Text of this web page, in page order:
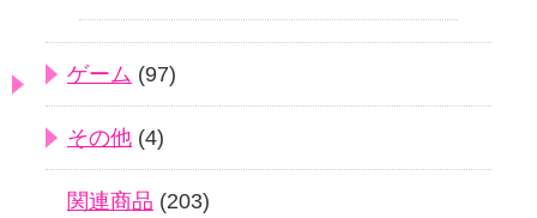
ゲーム (97)
その他 (4)
関連商品 (203)